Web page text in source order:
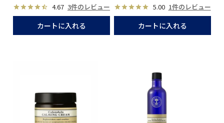
4.67 3件のレビュー
カートに入れる
5.00 1件のレビュー
カートに入れる